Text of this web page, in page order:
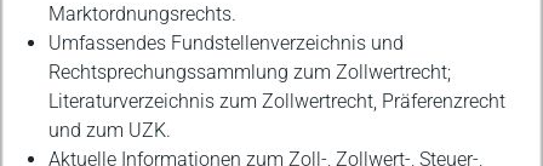
Marktordnungsrechts.
Umfassendes Fundstellenverzeichnis und
Rechtsprechungssammlung zum Zollwertrecht;
Literaturverzeichnis zum Zollwertrecht, Präferenzrecht
und zum UZK.
Aktuelle Informationen zum Zoll-, Zollwert-, Steuer-,